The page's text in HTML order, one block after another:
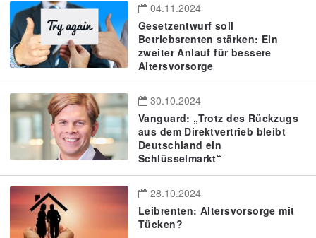
04.11.2024
Gesetzentwurf soll
Betriebsrenten stärken: Ein
zweiter Anlauf für bessere
Altersvorsorge
30.10.2024
Vanguard: „Trotz des Rückzugs
aus dem Direktvertrieb bleibt
Deutschland ein
Schlüsselmarkt“
28.10.2024
Leibrenten: Altersvorsorge mit
Tücken?